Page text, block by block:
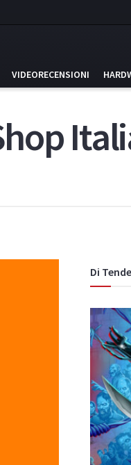
VIDEORECENSIONI
Di